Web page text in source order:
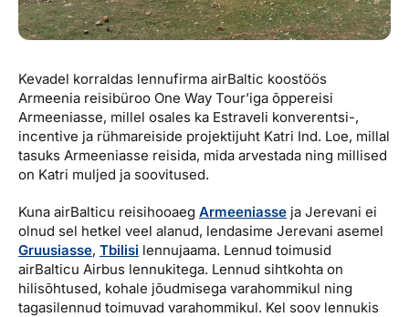
Kevadel korraldas lennufirma airBaltic koostöös
Armeenia reisibüroo One Way Tour’iga õppereisi
Armeeniasse, millel osales ka Estraveli konverentsi-,
incentive ja rühmareiside projektijuht Katri Ind. Loe, millal
tasuks Armeeniasse reisida, mida arvestada ning millised
on Katri muljed ja soovitused.
Kuna airBalticu reisihooaeg Armeeniasse ja Jerevani ei
olnud sel hetkel veel alanud, lendasime Jerevani asemel
Gruusiasse, Tbilisi lennujaama. Lennud toimusid
airBalticu Airbus lennukitega. Lennud sihtkohta on
hilisõhtused, kohale jõudmisega varahommikul ning
tagasilennud toimuvad varahommikul. Kel soov lennukis